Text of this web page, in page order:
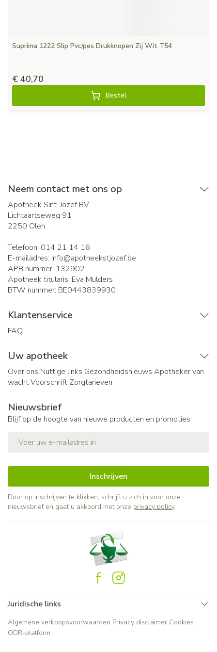
Suprima 1222 Slip Pvc/pes Drukknopen Zij Wit T54
€ 40,70
Bestel
Neem contact met ons op
Apotheek Sint-Jozef BV
Lichtaartseweg 91
2250 Olen
Telefoon: 014 21 14 16
E-mailadres: info@apotheekstjozef.be
APB nummer: 132902
Apotheek titularis: Eva Mulders
BTW nummer: BE0443839930
Klantenservice
FAQ
Uw apotheek
Over ons Nuttige links Gezondheidsnieuws Apotheker van
wachtVoorschrift Zorgtarieven
Nieuwsbrief
Blijf op de hoogte van nieuwe producten en promoties
Inschrijven
Door op inschrijven te klikken, schrijft u zich in voor onze
nieuwsbrief en gaat u akkoord met onze privacy policy.
Juridische links
Algemene verkoopsvoorwaarden Privacy disclaimer Cookies
ODR-platform